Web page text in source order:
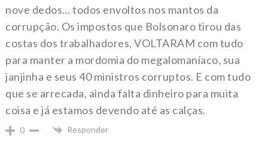
nove dedos… todos envoltos nos mantos da
corrupção. Os impostos que Bolsonaro tirou das
costas dos trabalhadores, VOLTARAM com tudo
para manter a mordomia do megalomaníaco, sua
janjinha e seus 40 ministros corruptos. E com tudo
que se arrecada, ainda falta dinheiro para muita
coisa e já estamos devendo até as calças.
0 Responder